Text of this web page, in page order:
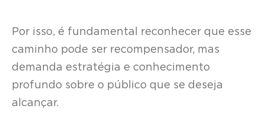
Por isso, é fundamental reconhecer que esse
caminho pode ser recompensador, mas
demanda estratégia e conhecimento
profundo sobre o público que se deseja
alcançar.